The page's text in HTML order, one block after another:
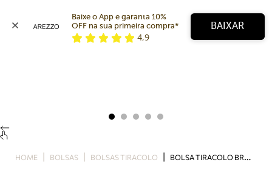
Bolsa
Baixe o App e garanta 10%
OFF na sua primeira compra*
4,9
BAIXAR
HOME BOLSAS BOLSAS TIRACOLO B
OLSA TIRACOLO BRANCA COURO MÉDIA CORRENTE MIX